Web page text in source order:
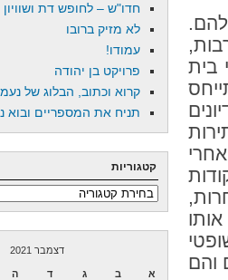
בית
והם
חדו"ש – לחופש דת ושוויון
לא מזיק ברובו
עמודו!
פרויקט בן יהודה
קרוא וכתוב, הבלוג של
תניח את המספריים ובוא
קטגוריות
קטגוריות
דצמבר 2021
א ב ג ד ה